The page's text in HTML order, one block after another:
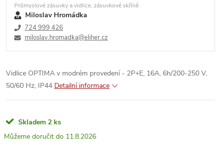
Průmyslové zásuvky a vidlice, zásuvkové skříně
Miloslav Hromádka
724 999 426
miloslav.hromadka@eliher.cz
Vidlice OPTIMA v modrém provedení - 2P+E, 16A, 6h/200-250 V,
50/60 Hz, IP44 Detailní informace
Skladem 2 ks
11.8.2026